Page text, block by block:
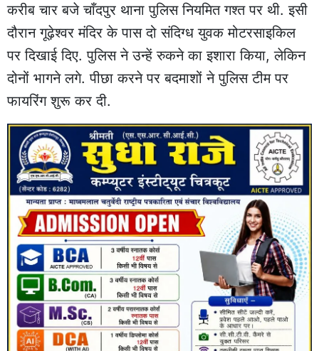
करीब चार बजे चाँदपुर थाना पुलिस नियमित गश्त पर थी. इसी
दौरान गूढ़ेश्वर मंदिर के पास दो संदिग्ध युवक मोटरसाइकिल
पर दिखाई दिए. पुलिस ने उन्हें रुकने का इशारा किया, लेकिन
दोनों भागने लगे. पीछा करने पर बदमाशों ने पुलिस टीम पर
फायरिंग शुरू कर दी.